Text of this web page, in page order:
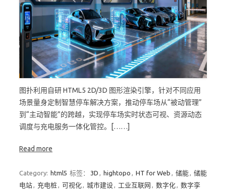
图扑利用自研 HTML5 2D/3D 图形渲染引擎，针对不同应用
场景量身定制智慧停车解决方案，推动停车场从“被动管理”
到“主动智能”的跨越，实现停车场实时状态可视、资源动态
调度与充电服务一体化管控。[……]
Read more
Category: html5 标签： 3D , hightopo , HT for Web , 储能, 储能
电站, 充电桩, 可视化, 城市建设, 工业互联网 , 数字化, 数字孪